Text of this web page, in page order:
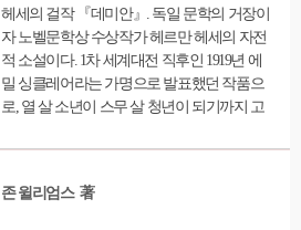
헤세의 걸작 『데미안』. 독일 문학의 거장이
자 노벨문학상 수상작가 헤르만 헤세의 자전
적 소설이다. 1차 세계대전 직후인 1919년 에
밀 싱클레어라는 가명으로 발표했던 작품으
로, 열 살 소년이 스무 살 청년이 되기까지 고
과 좌절에 사로잡힌 청춘의 내면을 다룬 이 작
은 울림을 전하고 있다. 목사인 부친과 선교사
존 윌리엄스 著